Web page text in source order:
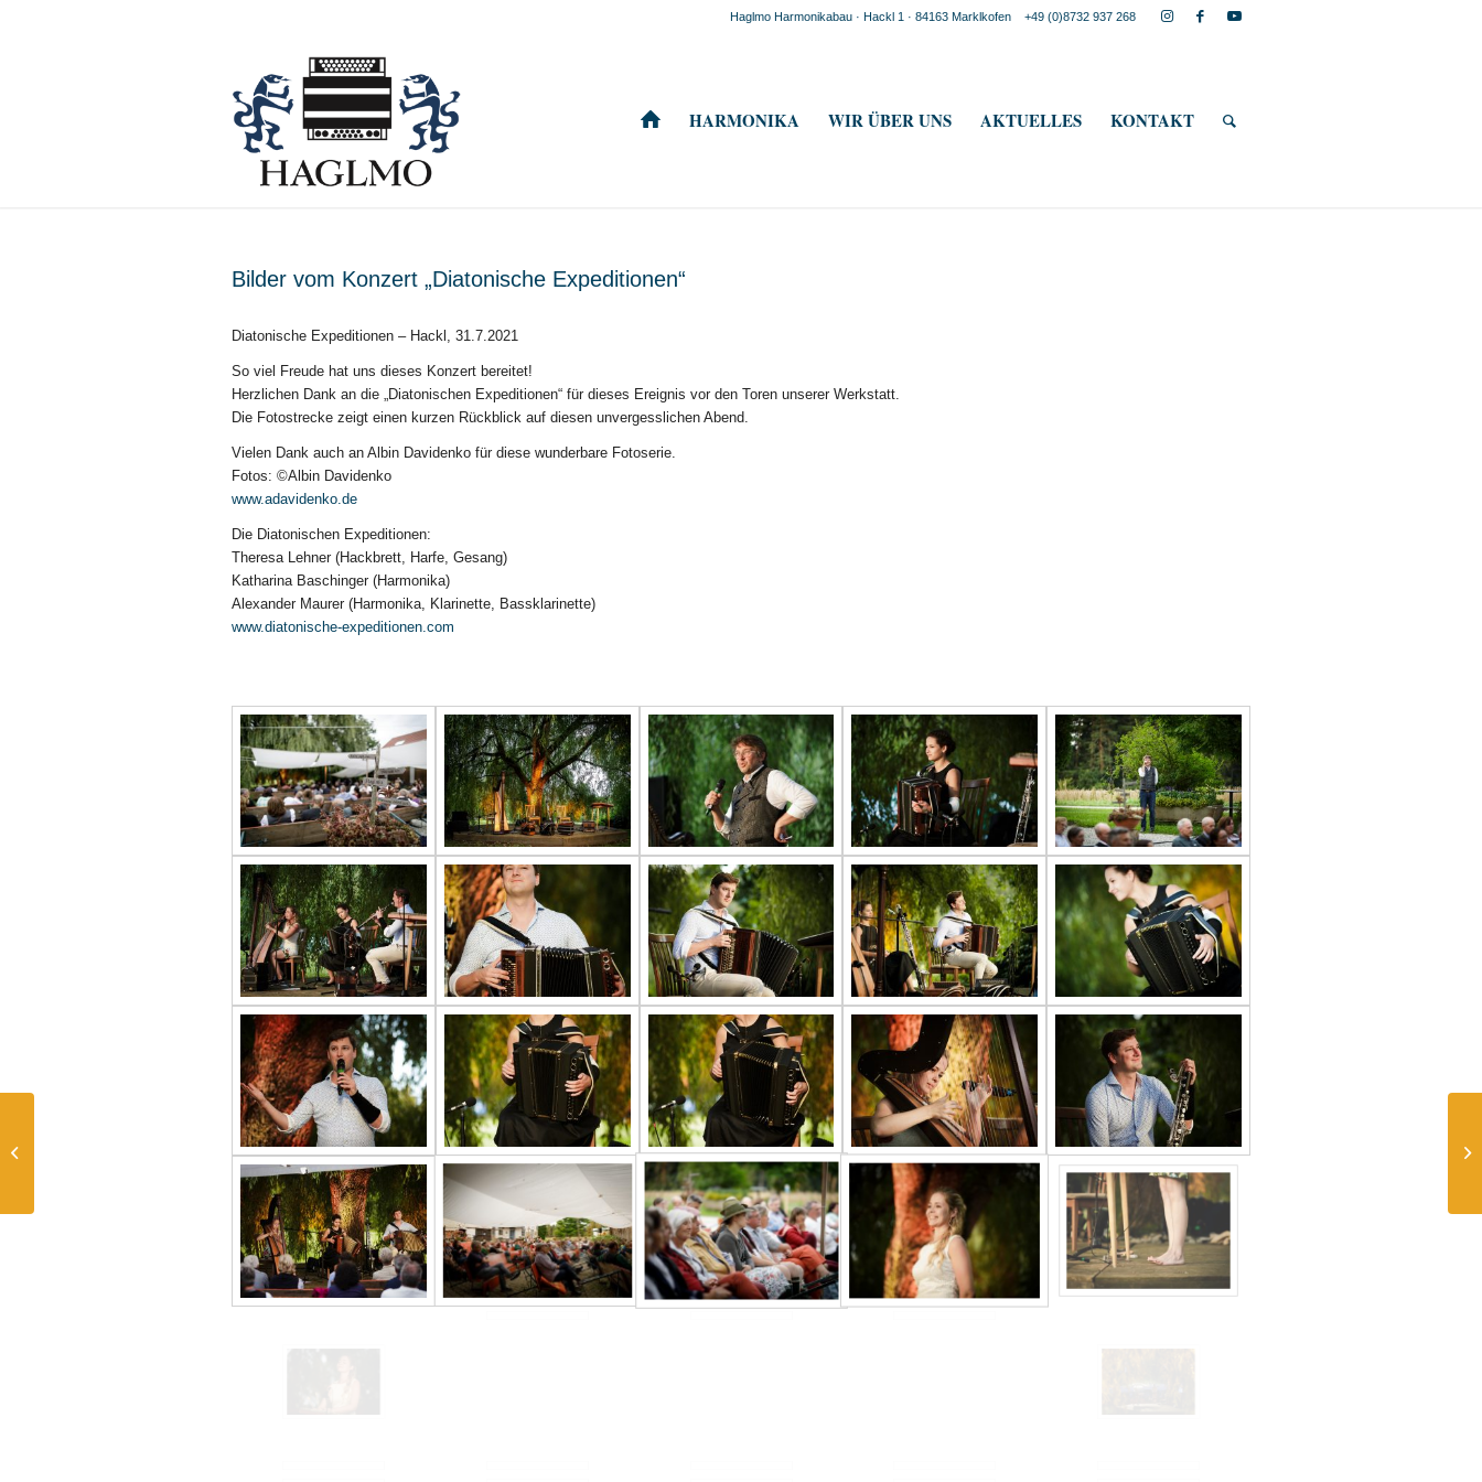
Haglmo Harmonikabau · Hackl 1 · 84163 Marklkofen +49 (0)8732 937 268
HARMONIKA WIR ÜBER UNS AKTUELLES KONTAKT
Bilder vom Konzert „Diatonische Expeditionen“
Diatonische Expeditionen – Hackl, 31.7.2021
So viel Freude hat uns dieses Konzert bereitet!
Herzlichen Dank an die „Diatonischen Expeditionen“ für dieses Ereignis vor den Toren unserer Werkstatt.
Die Fotostrecke zeigt einen kurzen Rückblick auf diesen unvergesslichen Abend.
Vielen Dank auch an Albin Davidenko für diese wunderbare Fotoserie.
Fotos: ©Albin Davidenko
www.adavidenko.de
Die Diatonischen Expeditionen:
Theresa Lehner (Hackbrett, Harfe, Gesang)
Katharina Baschinger (Harmonika)
Alexander Maurer (Harmonika, Klarinette, Bassklarinette)
www.diatonische-expeditionen.com